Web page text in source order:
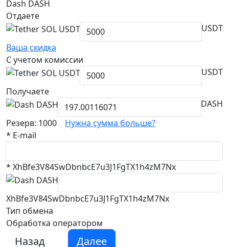
Dash DASH
Отдаете
USDT
Ваша скидка
С учетом комиссии
USDT
Получаете
DASH
Резерв: 1000
Нужна сумма больше?
* E-mail
* XhBfe3V84SwDbnbcE7u3J1FgTX1h4zM7Nx
XhBfe3V84SwDbnbcE7u3J1FgTX1h4zM7Nx
Тип обмена
Обработка оператором
Назад Далее